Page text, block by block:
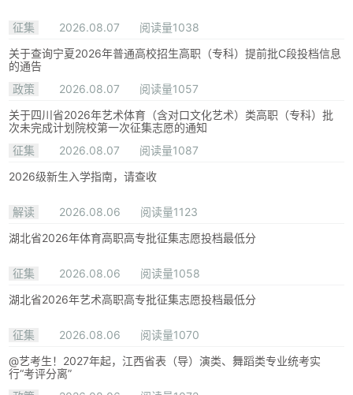
征集 2026.08.07
阅读量1038
关于查询宁夏2026年普通高校招生高职（专科）提前批C段投档信息
的通告
政策
2026.08.07
阅读量1057
关于四川省2026年艺术体育（含对口文化艺术）类高职（专科）批
次未完成计划院校第一次征集志愿的通知
征集
2026.08.07
阅读量1087
2026级新生入学指南，请查收
解读 2026.08.06
阅读量1123
湖北省2026年体育高职高专批征集志愿投档最低分
征集 2026.08.06
阅读量1058
湖北省2026年艺术高职高专批征集志愿投档最低分
征集 2026.08.06
阅读量1070
@艺考生！2027年起，江西省表（导）演类、舞蹈类专业统考实
行“考评分离”